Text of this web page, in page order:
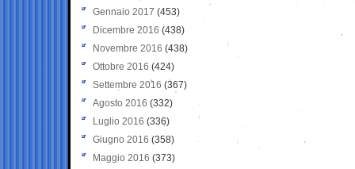
Gennaio 2017 (453)
Dicembre 2016 (438)
Novembre 2016 (438)
Ottobre 2016 (424)
Settembre 2016 (367)
Agosto 2016 (332)
Luglio 2016 (336)
Giugno 2016 (358)
Maggio 2016 (373)